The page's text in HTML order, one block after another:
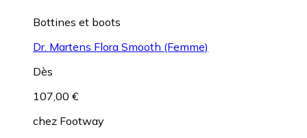
Bottines et boots
Dr. Martens Flora Smooth (Femme)
Dès
107,00 €
chez Footway